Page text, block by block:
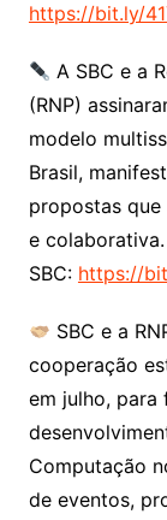
https://bit.ly/
A SBC e a
(RNP)
modelo
Brasil,
propostas que
e
SBC: https://
SBC e a
cooperação
em julho, para
Computação
de eventos,